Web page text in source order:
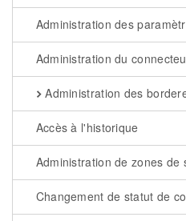
Administration des
Administration du
Administration des
Accès à l'historique
Administration de zones de
Changement de statut de